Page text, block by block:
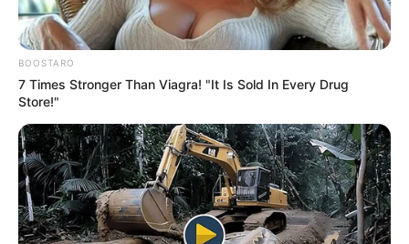
BOOSTARO
7 Times Stronger Than Viagra! "It Is Sold In Every Drug
Store!"